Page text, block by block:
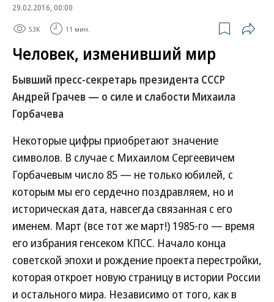
29.02.2016, 00:00
53K 11 мин.
Человек, изменивший мир
Бывший пресс-секретарь президента СССР
Андрей Грачев — о силе и слабости Михаила
Горбачева
Некоторые цифры приобретают значение
символов. В случае с Михаилом Сергеевичем
Горбачевым число 85 — не только юбилей, с
которым мы его сердечно поздравляем, но и
историческая дата, навсегда связанная с его
именем. Март (все тот же март!) 1985-го — время
его избрания генсеком КПСС. Начало конца
советской эпохи и рождение проекта перестройки,
которая откроет новую страницу в истории России
и остального мира. Независимо от того, как в